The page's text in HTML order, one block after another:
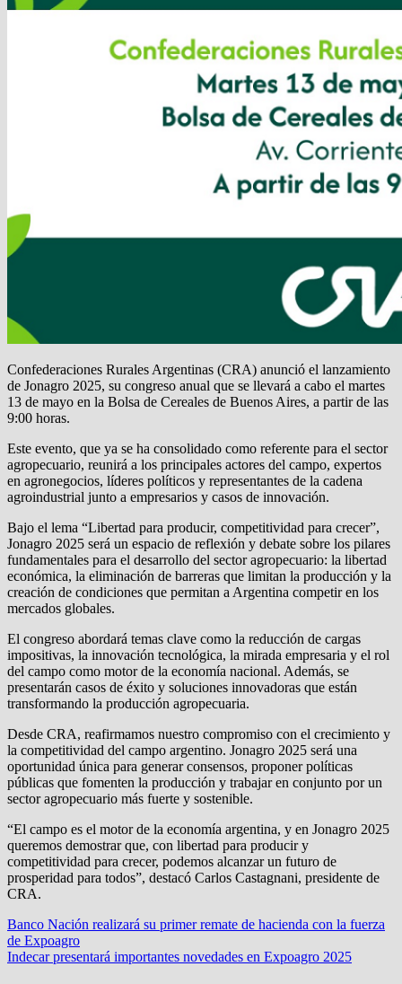
Confederaciones Rurales Argentinas (CRA) anunció el lanzamiento
de Jonagro 2025, su congreso anual que se llevará a cabo el martes
13 de mayo en la Bolsa de Cereales de Buenos Aires, a partir de las
9:00 horas.
Este evento, que ya se ha consolidado como referente para el sector
agropecuario, reunirá a los principales actores del campo, expertos
en agronegocios, líderes políticos y representantes de la cadena
agroindustrial junto a empresarios y casos de innovación.
Bajo el lema “Libertad para producir, competitividad para crecer”,
Jonagro 2025 será un espacio de reflexión y debate sobre los pilares
fundamentales para el desarrollo del sector agropecuario: la libertad
económica, la eliminación de barreras que limitan la producción y la
creación de condiciones que permitan a Argentina competir en los
mercados globales.
El congreso abordará temas clave como la reducción de cargas
impositivas, la innovación tecnológica, la mirada empresaria y el rol
del campo como motor de la economía nacional. Además, se
presentarán casos de éxito y soluciones innovadoras que están
transformando la producción agropecuaria.
Desde CRA, reafirmamos nuestro compromiso con el crecimiento y
la competitividad del campo argentino. Jonagro 2025 será una
oportunidad única para generar consensos, proponer políticas
públicas que fomenten la producción y trabajar en conjunto por un
sector agropecuario más fuerte y sostenible.
“El campo es el motor de la economía argentina, y en Jonagro 2025
queremos demostrar que, con libertad para producir y
competitividad para crecer, podemos alcanzar un futuro de
prosperidad para todos”, destacó Carlos Castagnani, presidente de
CRA.
Navegación
de
Banco Nación realizará su primer remate de hacienda con la fuerza
de Expoagro
Indecar presentará importantes novedades en Expoagro 2025